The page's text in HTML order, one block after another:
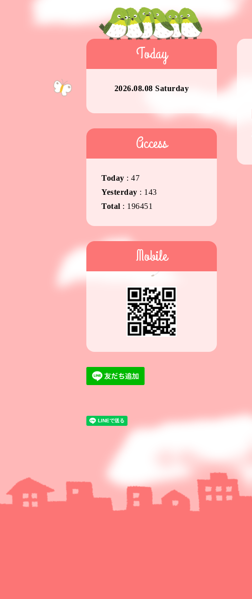
Today
2026.08.08 Saturday
Access
Today : 47
Yesterday : 143
Total : 196451
Mobile